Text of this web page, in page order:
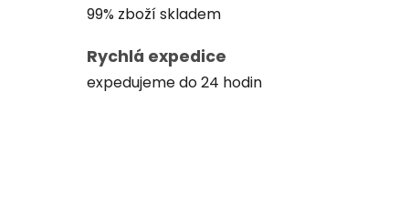
99% zboží skladem
Rychlá expedice
expedujeme do 24 hodin